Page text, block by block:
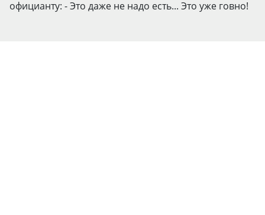
официанту: - Это даже не надо есть... Это уже говно!